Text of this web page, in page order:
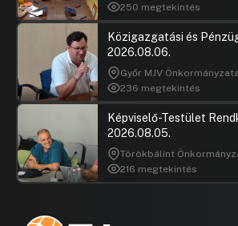
250 megtekintés
Közigazgatási és
2026.08.06.
Győr MJV Önkormányzata
236 megtekintés
Képviselő-Testület
2026.08.05.
Törökbálint
216 megtekintés